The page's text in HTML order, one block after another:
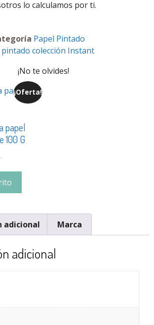
lo calculamos por ti.
Papel Pintado
pintado colección Instant
¡No te olvides!
¡Oferta!
papel
100 G
adicional Marca
adicional